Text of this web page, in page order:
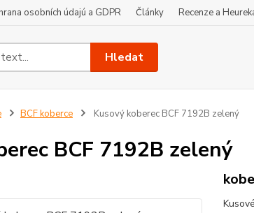
osobních údajú a GDPR Články Recenze a
Hledat
BCF koberce Kusový koberec BCF 7192B zelený
BCF 7192B zelený